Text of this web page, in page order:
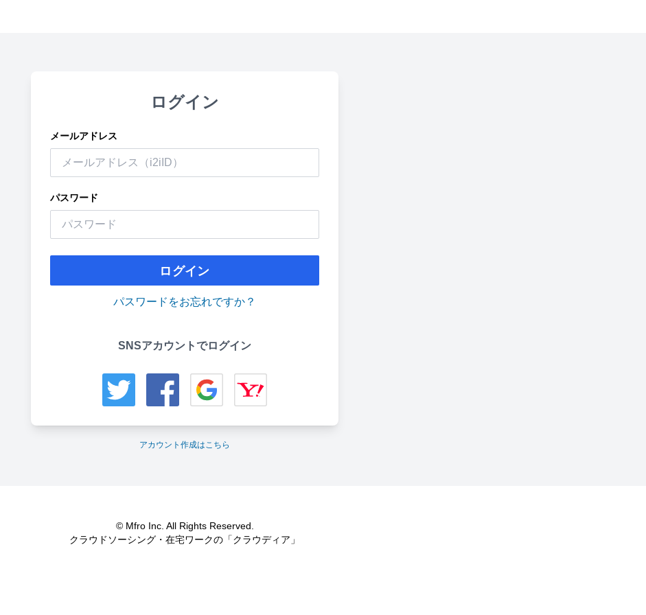
ログイン
メールアドレス
パスワード
ログイン
パスワードをお忘れですか？
SNSアカウントでログイン
アカウント作成はこちら
© Mfro Inc. All Rights Reserved.
クラウドソーシング・在宅ワークの「クラウディア」